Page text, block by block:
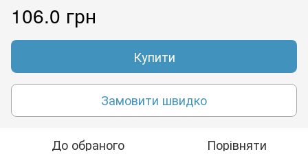
106.0 грн
Купити
Замовити швидко
До обраного Порівняти